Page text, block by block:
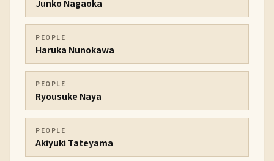
Junko Nagaoka
PEOPLE
Haruka Nunokawa
PEOPLE
Ryousuke Naya
PEOPLE
Akiyuki Tateyama